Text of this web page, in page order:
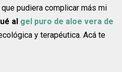
pudiera complicar más mi
al gel puro de aloe vera de
y terapéutica. Acá te